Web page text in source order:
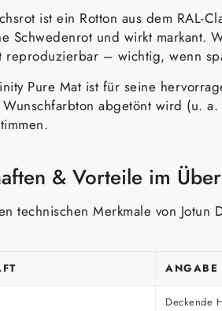
ist ein Rotton aus dem RAL-
Schwedenrot und wirkt
– wichtig, wenn
Pure Mat ist für seine
abgetönt wird (u.
& Vorteile im
technischen Merkmale von
ANGABE
Deckende